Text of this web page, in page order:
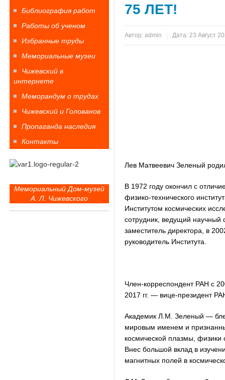
75 ЛЕТ!
Автор: admin Дата: 23 Август
Лев Матвеевич Зеленый
В 1972 году окончил с
физико-технического
Институтом космических
сотрудник, ведущий научный
заместитель директора, в
руководитель Института.
Член-корреспондент РАН с
2017 гг. — вице-президент
Академик Л.М. Зеленый —
мировым именем и
космической плазмы, физики
Внес большой вклад в
магнитных полей в
Библиография работ
Работы об ученом
Избранные труды
Мемориальные музеи
Чижевский в
интернете
Меморандум о трудах
Чижевский и Голованов
Пропаганда наследия
Контакты
Мемориальный Дом-музей
А. Л. Чижевского